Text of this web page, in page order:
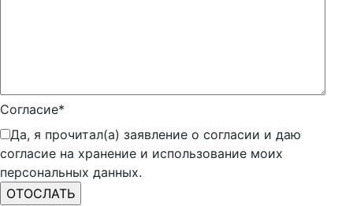
Согласие*
Да, я прочитал(а) заявление о согласии и даю
согласие на хранение и использование моих
персональных данных.